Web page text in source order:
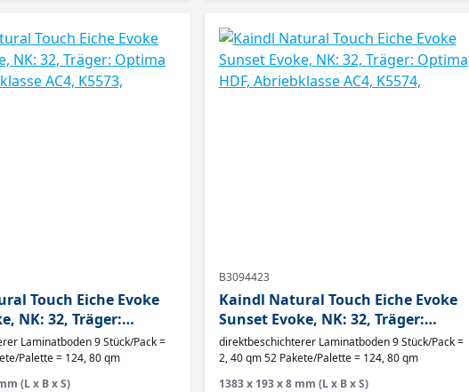
Touch Eiche Evoke
NK: 32, Träger:
Abriebklasse AC4,
9 Stück/Pack =
Palette = 124, 80 qm
(L x B x S)
B3094423
Kaindl Natural Touch Eiche Evoke
Sunset Evoke, NK: 32, Träger:
Optima HDF, Abriebklasse AC4,
K5574,
direktbeschichterer Laminatboden 9 Stück/Pack =
2, 40 qm 52 Pakete/Palette = 124, 80 qm
1383 x 193 x 8 mm (L x B x S)